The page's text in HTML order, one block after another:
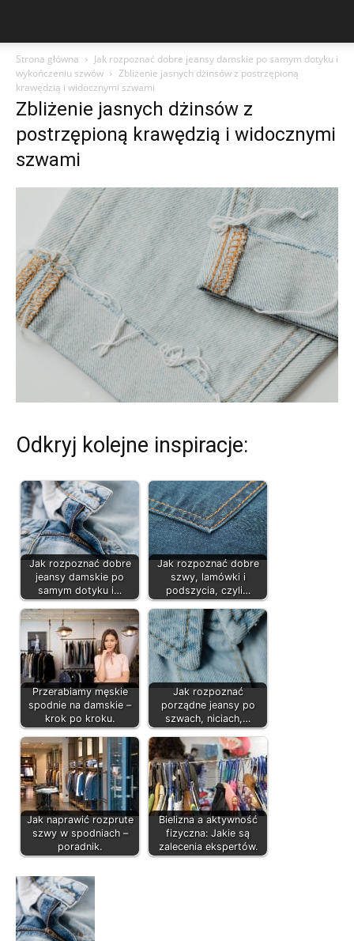
Strona główna
Jak rozpoznać dobre jeansy damskie po samym dotyku i
wykończeniu szwów
Zbliżenie jasnych dżinsów z postrzępioną
krawędzią i widocznymi szwami
Zbliżenie jasnych dżinsów z
postrzępioną krawędzią i widocznymi
szwami
Odkryj kolejne inspiracje:
Jak rozpoznać dobre
jeansy damskie po
samym dotyku i…
Jak rozpoznać dobre
szwy, lamówki i
podszycia, czyli…
Przerabiamy męskie
spodnie na damskie –
krok po kroku.
Jak rozpoznać
porządne jeansy po
szwach, niciach,…
Jak naprawić rozprute
szwy w spodniach –
poradnik.
Bielizna a aktywność
fizyczna: Jakie są
zalecenia ekspertów.